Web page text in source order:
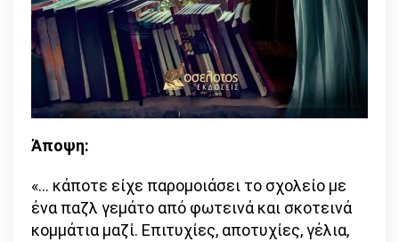
Άποψη:
«… κάποτε είχε παρομοιάσει το σχολείο με
ένα παζλ γεμάτο από φωτεινά και σκοτεινά
κομμάτια μαζί. Επιτυχίες, αποτυχίες, γέλια,